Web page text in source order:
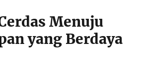
Menuju
yang Berdaya